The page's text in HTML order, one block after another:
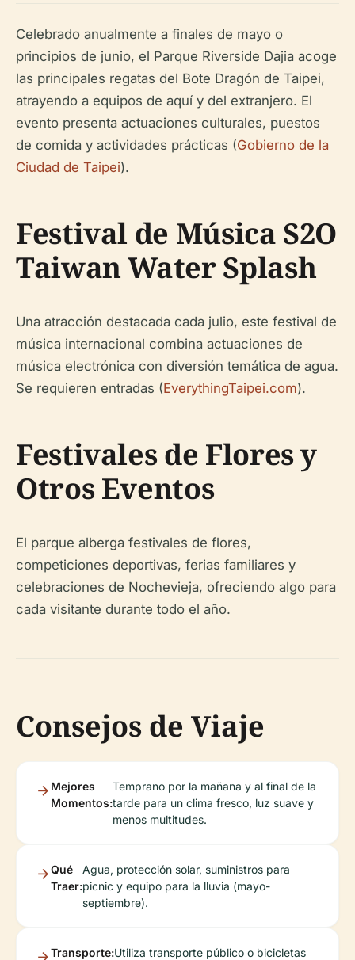
Celebrado anualmente a finales de mayo o
principios de junio, el Parque Riverside Dajia acoge
las principales regatas del Bote Dragón de Taipei,
atrayendo a equipos de aquí y del extranjero. El
evento presenta actuaciones culturales, puestos
de comida y actividades prácticas (Gobierno de la
Ciudad de Taipei).
Festival de Música S2O
Taiwan Water Splash
Una atracción destacada cada julio, este festival de
música internacional combina actuaciones de
música electrónica con diversión temática de agua.
Se requieren entradas (EverythingTaipei.com).
Festivales de Flores y
Otros Eventos
El parque alberga festivales de flores,
competiciones deportivas, ferias familiares y
celebraciones de Nochevieja, ofreciendo algo para
cada visitante durante todo el año.
Consejos de Viaje
Mejores
Momentos:
Temprano por la mañana y al final de la
tarde para un clima fresco, luz suave y
menos multitudes.
Qué
Traer:
Agua, protección solar, suministros para
picnic y equipo para la lluvia (mayo-
septiembre).
Transporte:Utiliza transporte público o bicicletas